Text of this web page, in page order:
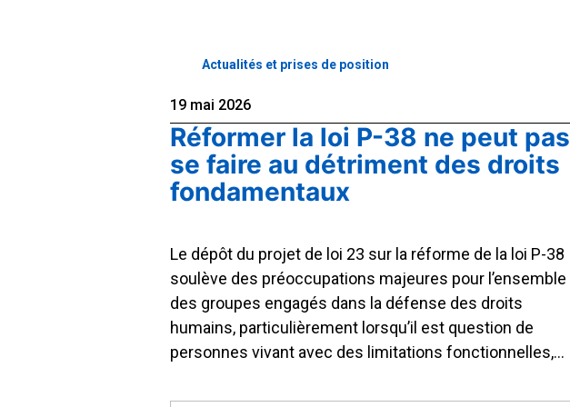
Actualités et prises de position
19 mai 2026
Réformer la loi P-38 ne peut pas
se faire au détriment des droits
fondamentaux
Le dépôt du projet de loi 23 sur la réforme de la loi P-38
soulève des préoccupations majeures pour l’ensemble
des groupes engagés dans la défense des droits
humains, particulièrement lorsqu’il est question de
personnes vivant avec des limitations fonctionnelles,…